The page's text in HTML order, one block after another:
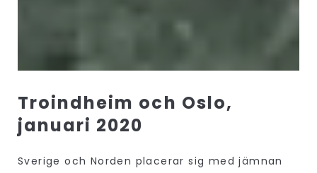
Troindheim och Oslo,
januari 2020
Sverige och Norden placerar sig med jämnan